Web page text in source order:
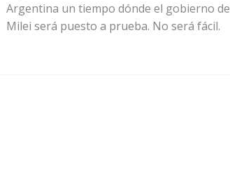
Argentina un tiempo dónde el gobierno de
Milei será puesto a prueba. No será fácil.